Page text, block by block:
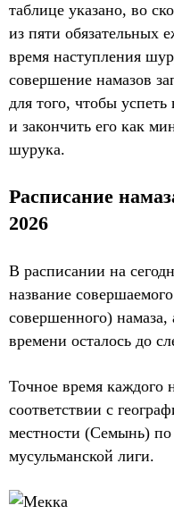
таблице указано, во
из пяти обязательных
время наступления
совершение намазов
для того, чтобы
и закончить его как
шурука.
Расписание
2026
В расписании на
название
совершенного) намаза,
времени осталось до
Точное время каждого
соответствии с
местности (Семынь)
мусульманской лиги.